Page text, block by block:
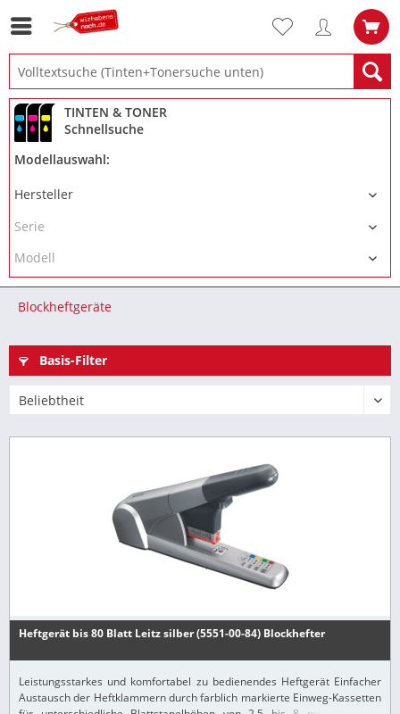
TINTEN & TONER
Schnellsuche
Modellauswahl:
Blockheftgeräte
Basis-Filter
Heftgerät bis 80 Blatt Leitz silber (5551-00-84) Blockhefter
Leistungsstarkes und komfortabel zu bedienendes Heftgerät Einfacher
Austausch der Heftklammern durch farblich markierte Einweg-Kassetten